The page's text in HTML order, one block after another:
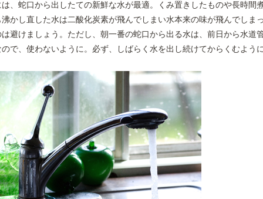
、蛇口から出したての新鮮な水が最適。くみ置きしたものや長時間
かし直した水は二酸化炭素が飛んでしまい水本来の味が飛んでしま
避けましょう。ただし、朝一番の蛇口から出る水は、前日から水道
で、使わないように。必ず、しばらく水を出し続けてからくむよう